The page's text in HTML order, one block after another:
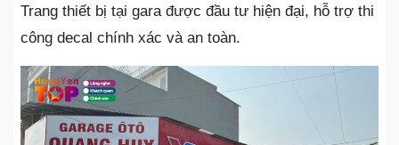
Trang thiết bị tại gara được đầu tư hiện đại, hỗ trợ thi
công decal chính xác và an toàn.